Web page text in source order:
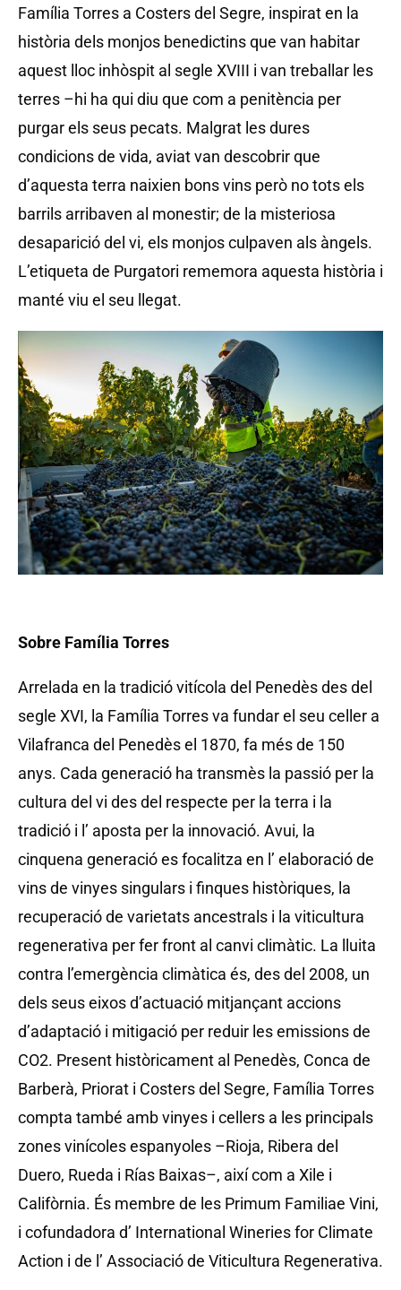
Família Torres a Costers del Segre, inspirat en la
història dels monjos benedictins que van habitar
aquest lloc inhòspit al segle XVIII i van treballar les
terres –hi ha qui diu que com a penitència per
purgar els seus pecats. Malgrat les dures
condicions de vida, aviat van descobrir que
d’aquesta terra naixien bons vins però no tots els
barrils arribaven al monestir; de la misteriosa
desaparició del vi, els monjos culpaven als àngels.
L’etiqueta de Purgatori rememora aquesta història i
manté viu el seu llegat.
Sobre Família Torres
Arrelada en la tradició vitícola del Penedès des del
segle XVI, la Família Torres va fundar el seu celler a
Vilafranca del Penedès el 1870, fa més de 150
anys. Cada generació ha transmès la passió per la
cultura del vi des del respecte per la terra i la
tradició i l’ aposta per la innovació. Avui, la
cinquena generació es focalitza en l’ elaboració de
vins de vinyes singulars i finques històriques, la
recuperació de varietats ancestrals i la viticultura
regenerativa per fer front al canvi climàtic. La lluita
contra l’emergència climàtica és, des del 2008, un
dels seus eixos d’actuació mitjançant accions
d’adaptació i mitigació per reduir les emissions de
CO2. Present històricament al Penedès, Conca de
Barberà, Priorat i Costers del Segre, Família Torres
compta també amb vinyes i cellers a les principals
zones vinícoles espanyoles –Rioja, Ribera del
Duero, Rueda i Rías Baixas–, així com a Xile i
Califòrnia. És membre de les Primum Familiae Vini,
i cofundadora d’ International Wineries for Climate
Action i de l’ Associació de Viticultura Regenerativa.